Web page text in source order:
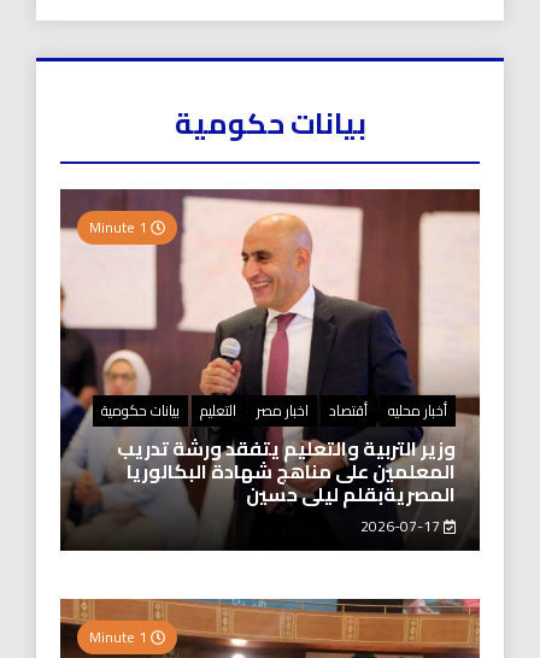
بيانات حكومية
أخبار محليه أقتصاد اخبار مصر التعليم بيانات حكومية
وزير التربية والتعليم يتفقد ورشة تدريب
المعلمين على مناهج شهادة البكالوريا
المصريةبقلم ليلى حسين
2026-07-17